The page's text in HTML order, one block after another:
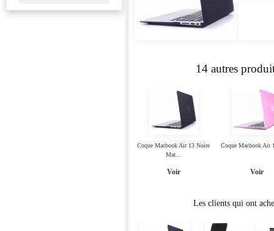
14 autres
Coque Macbook Air 13 Noire
Mat...
Voir
Coque Macbook Air
Voir
Les clients qui ont